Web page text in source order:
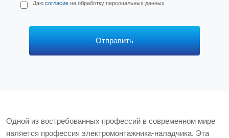
П
е
Даю согласиена обработку персональных данных
Отправить
Одной из востребованных профессий в современном мире
является профессия электромонтажника-наладчика. Эта